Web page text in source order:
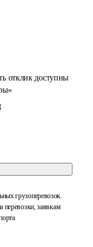
отклик доступны
грузоперевозок.
перевозки, заявкам